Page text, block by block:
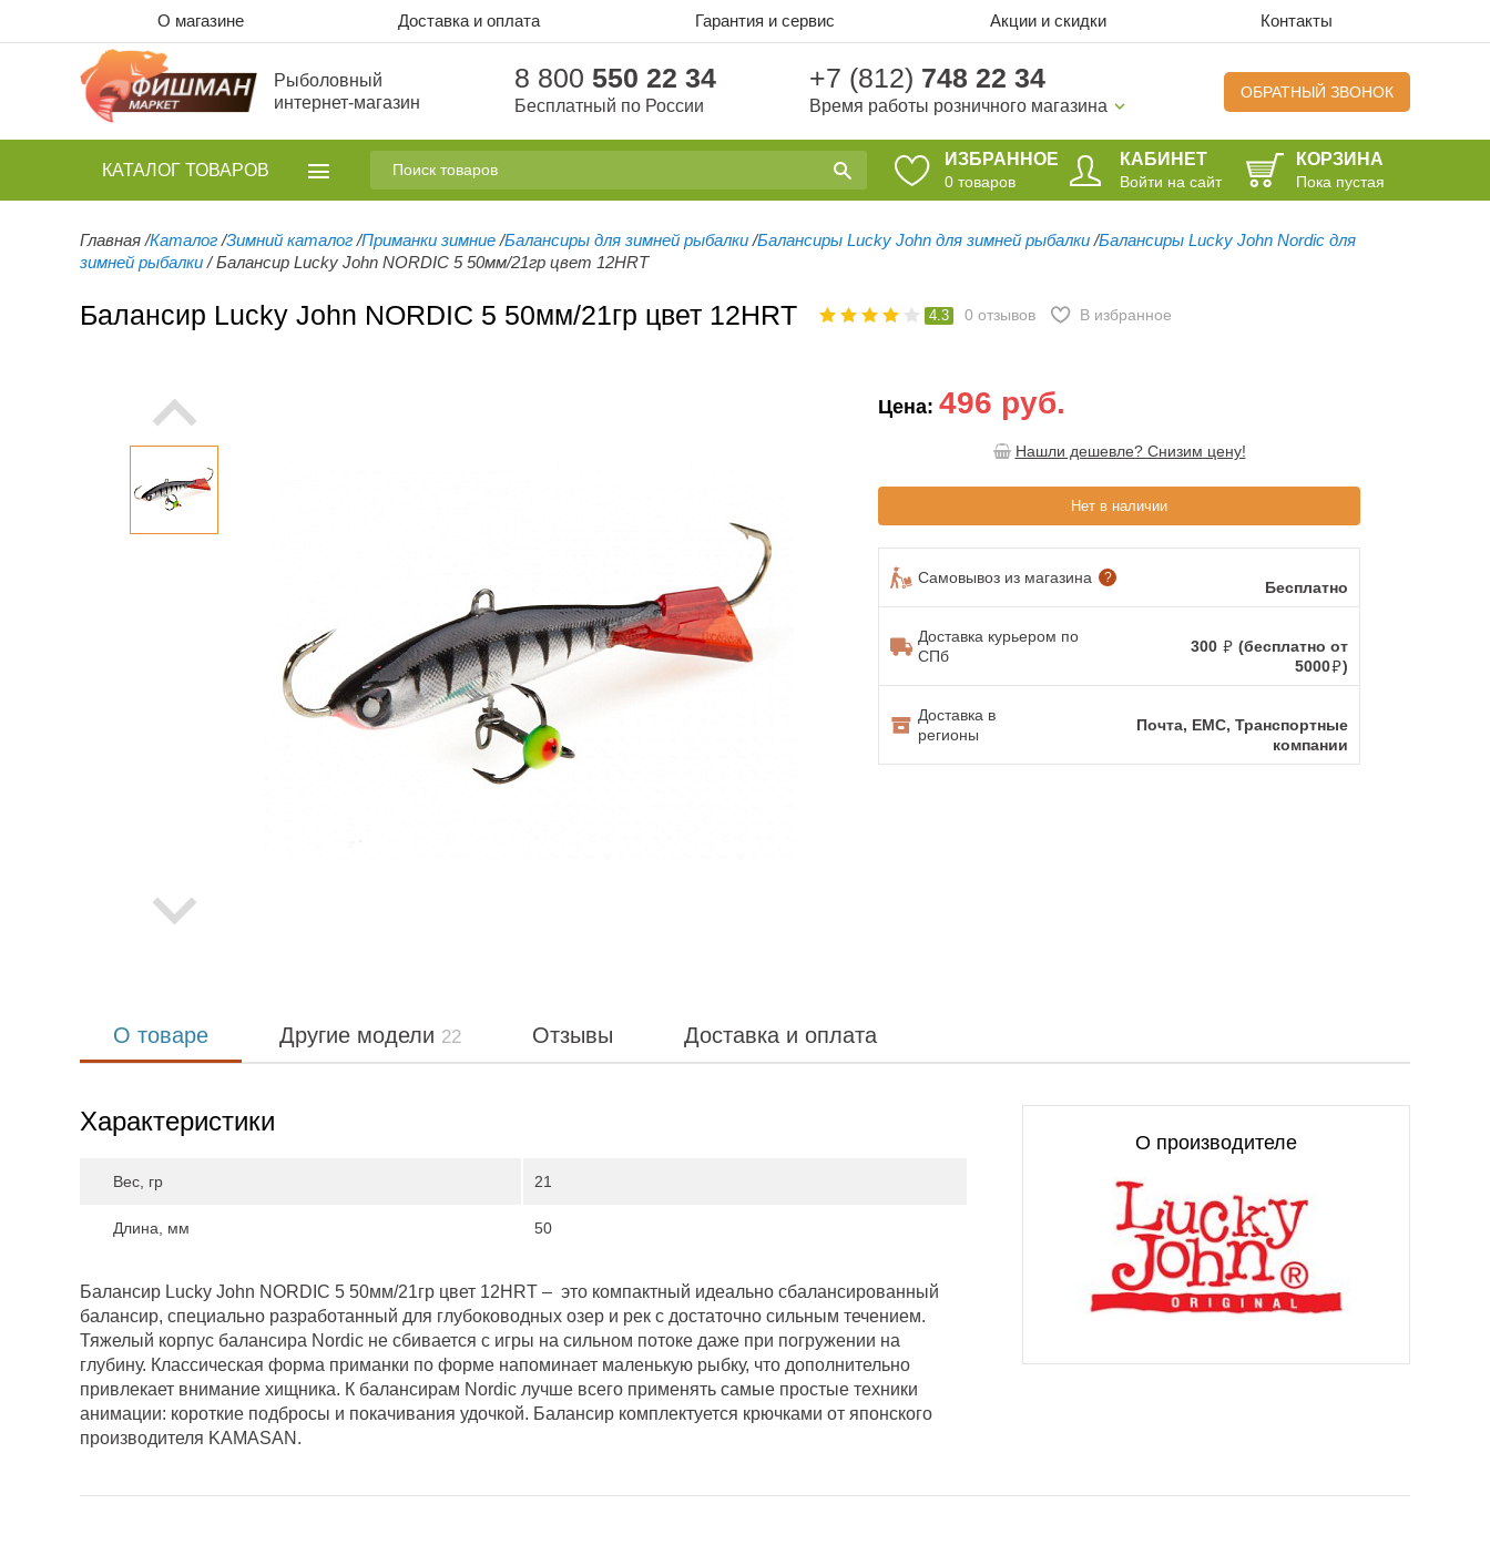
О магазине Доставка и оплата Гарантия и сервис Акции и скидки Контакты
Рыболовный
интернет-магазин
8 800 550 22 34
Бесплатный по России
+7 (812) 748 22 34
Время работы розничного магазина
ОБРАТНЫЙ ЗВОНОК
ИЗБРАННОЕ
0 товаров
КАБИНЕТ
Войти на сайт
КОРЗИНА
Пока пустая
КАТАЛОГ ТОВАРОВ
Главная /Каталог /Зимний каталог /Приманки зимние /Балансиры для зимней рыбалки /Балансиры Lucky John для зимней рыбалки /Балансиры Lucky John Nordic для
зимней рыбалки /Балансир Lucky John NORDIC 5 50мм/21гр цвет 12HRT
Балансир Lucky John NORDIC 5 50мм/21гр цвет 12HRT 4.3 0 отзывов В избранное
Цена: 496 руб.
Нашли дешевле? Снизим цену!
Нет в наличии
Самовывоз из магазина ?
Бесплатно
Доставка курьером по
СПб
300
(бесплатно от
5000
)
Доставка в
регионы
Почта, ЕМС, Транспортные
компании
О товаре Другие модели 22 Отзывы Доставка и оплата
О производителе
Характеристики
Вес, гр 21
Длина, мм 50
Балансир Lucky John NORDIC 5 50мм/21гр цвет 12HRT – это компактный идеально сбалансированный
балансир, специально разработанный для глубоководных озер и рек с достаточно сильным течением.
Тяжелый корпус балансира Nordic не сбивается с игры на сильном потоке даже при погружении на
глубину. Классическая форма приманки по форме напоминает маленькую рыбку, что дополнительно
привлекает внимание хищника. К балансирам Nordic лучше всего применять самые простые техники
анимации: короткие подбросы и покачивания удочкой. Балансир комплектуется крючками от японского
производителя KAMASAN.